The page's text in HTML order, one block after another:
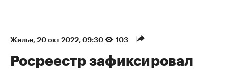
Жилье⁠, 20 окт 2022, 09:30 103
Росреестр зафиксировал